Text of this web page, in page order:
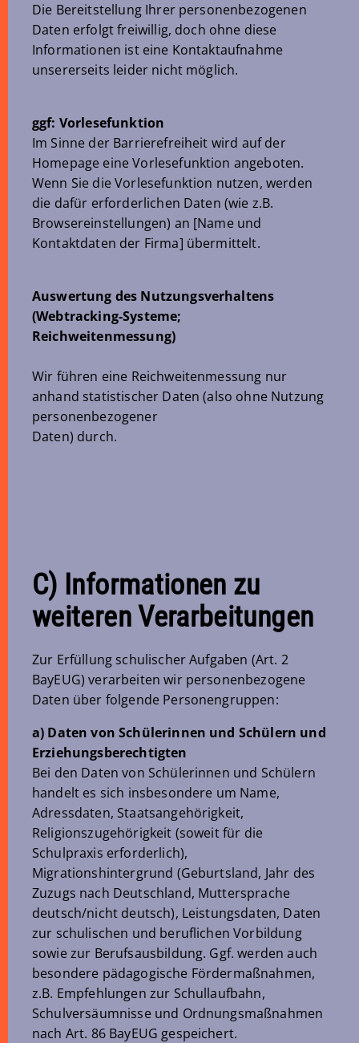
Die Bereitstellung Ihrer personenbezogenen
Daten erfolgt freiwillig, doch ohne diese
Informationen ist eine Kontaktaufnahme
unsererseits leider nicht möglich.
ggf: Vorlesefunktion
Im Sinne der Barrierefreiheit wird auf der
Homepage eine Vorlesefunktion angeboten.
Wenn Sie die Vorlesefunktion nutzen, werden
die dafür erforderlichen Daten (wie z.B.
Browsereinstellungen) an [Name und
Kontaktdaten der Firma] übermittelt.
Auswertung des Nutzungsverhaltens
(Webtracking-Systeme;
Reichweitenmessung)
Wir führen eine Reichweitenmessung nur
anhand statistischer Daten (also ohne Nutzung
personenbezogener
Daten) durch.
C) Informationen zu
weiteren Verarbeitungen
Zur Erfüllung schulischer Aufgaben (Art. 2
BayEUG) verarbeiten wir personenbezogene
Daten über folgende Personengruppen:
a) Daten von Schülerinnen und Schülern und
Erziehungsberechtigten
Bei den Daten von Schülerinnen und Schülern
handelt es sich insbesondere um Name,
Adressdaten, Staatsangehörigkeit,
Religionszugehörigkeit (soweit für die
Schulpraxis erforderlich),
Migrationshintergrund (Geburtsland, Jahr des
Zuzugs nach Deutschland, Muttersprache
deutsch/nicht deutsch), Leistungsdaten, Daten
zur schulischen und beruflichen Vorbildung
sowie zur Berufsausbildung. Ggf. werden auch
besondere pädagogische Fördermaßnahmen,
z.B. Empfehlungen zur Schullaufbahn,
Schulversäumnisse und Ordnungsmaßnahmen
nach Art. 86 BayEUG gespeichert.